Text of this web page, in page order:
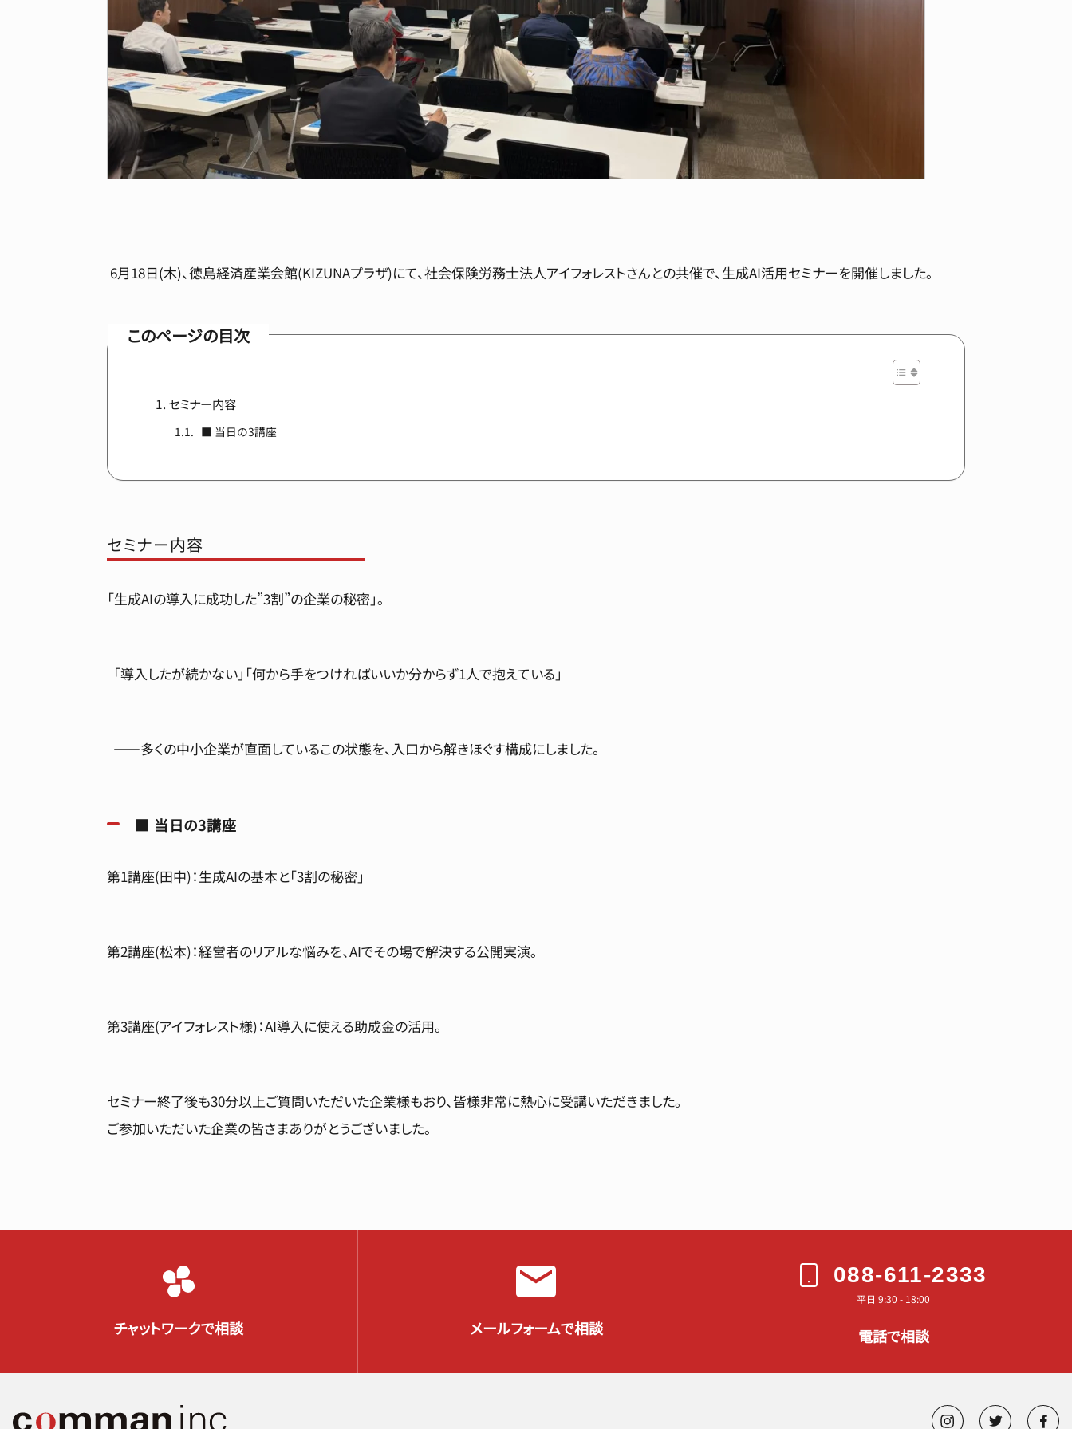
6月18日(木)、徳島経済産業会館(KIZUNAプラザ)にて、社会保険労務士法人アイフォレストさんとの共催で、生成AI活用セミナーを開催しました。
このページの目次
セミナー内容
■ 当日の3講座
セミナー内容
「生成AIの導入に成功した”3割”の企業の秘密」。
「導入したが続かない」「何から手をつければいいか分からず1人で抱えている」
——多くの中小企業が直面しているこの状態を、入口から解きほぐす構成にしました。
■ 当日の3講座
第1講座(田中)：生成AIの基本と「3割の秘密」
第2講座(松本)：経営者のリアルな悩みを、AIでその場で解決する公開実演。
第3講座(アイフォレスト様)：AI導入に使える助成金の活用。
セミナー終了後も30分以上ご質問いただいた企業様もおり、皆様非常に熱心に受講いただきました。
ご参加いただいた企業の皆さまありがとうございました。
チャットワークで相談 メールフォームで相談
088-611-2333
平日 9:30 - 18:00
電話で相談